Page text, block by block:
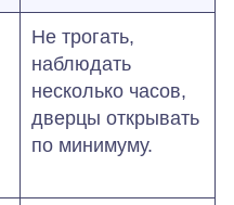
Не трогать,
наблюдать
несколько часов,
дверцы открывать
по минимуму.